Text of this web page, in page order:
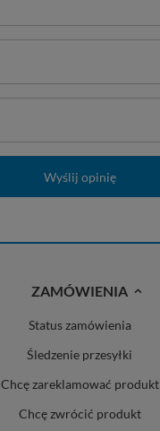
Wyślij opinię
ZAMÓWIENIA
Status zamówienia
Śledzenie przesyłki
Chcę zareklamować produkt
Chcę zwrócić produkt